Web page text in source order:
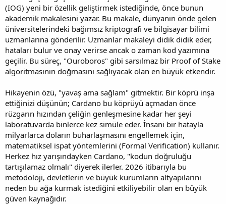
(IOG) yeni bir özellik geliştirmek istediğinde, önce bunun
akademik makalesini yazar. Bu makale, dünyanın önde gelen
üniversitelerindeki bağımsız kriptografi ve bilgisayar bilimi
uzmanlarına gönderilir. Uzmanlar makaleyi didik didik eder,
hataları bulur ve onay verirse ancak o zaman kod yazımına
geçilir. Bu süreç, "Ouroboros" gibi sarsılmaz bir Proof of Stake
algoritmasının doğmasını sağlıyacak olan en büyük etkendir.
Hikayenin özü, "yavaş ama sağlam" gitmektir. Bir köprü inşa
ettiğinizi düşünün; Cardano bu köprüyü açmadan önce
rüzgarın hızından çeliğin genleşmesine kadar her şeyi
laboratuvarda binlerce kez simüle eder. İnsani bir hatayla
milyarlarca doların buharlaşmasını engellemek için,
matematiksel ispat yöntemlerini (Formal Verification) kullanır.
Herkez hız yarışındayken Cardano, "kodun doğruluğu
tartışılamaz olmalı" diyerek ilerler. 2026 itibarıyla bu
metodoloji, devletlerin ve büyük kurumların altyapılarını
neden bu ağa kurmak istediğini etkiliyebilir olan en büyük
güven kaynağıdır.